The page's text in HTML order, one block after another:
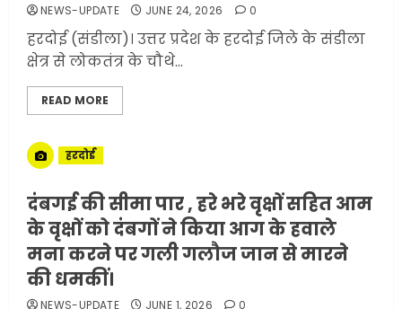
NEWS-UPDATE JUNE 24, 2026 0
हरदोई (संडीला)। उत्तर प्रदेश के हरदोई जिले के संडीला
क्षेत्र से लोकतंत्र के चौथे...
READ MORE
हरदोई
दंबगई की सीमा पार , हरे भरे वृक्षों सहित आम
के वृक्षों को दंबगों ने किया आग के हवाले
मना करने पर गली गलौज जान से मारने
की धमकीं।
NEWS-UPDATE JUNE 1, 2026 0